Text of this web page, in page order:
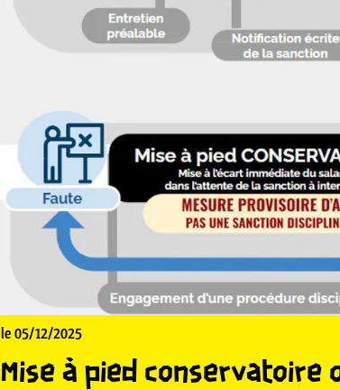
le 05/12/2025
Mise à pied conservatoire